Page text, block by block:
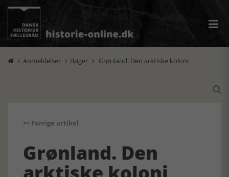
 Anmeldelser  Bøger  Grønland. Den arktiske koloni

Forrige artikel
Grønland. Den